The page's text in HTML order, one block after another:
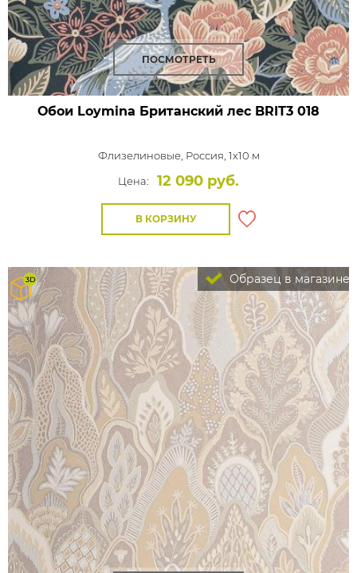
ПОСМОТРЕТЬ
Обои Loymina Британский лес BRIT3 018
Флизелиновые, Россия, 1x10 м
Цена:
12 090 руб.
В КОРЗИНУ
Образец в магазине